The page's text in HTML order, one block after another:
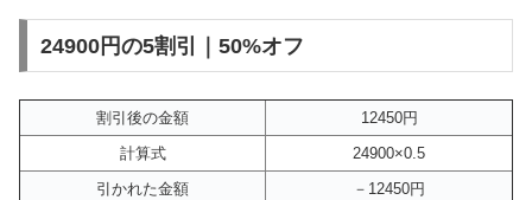
24900円の5割引｜50%オフ
割引後の金額
12450円
計算式
24900×0.5
引かれた金額
－12450円